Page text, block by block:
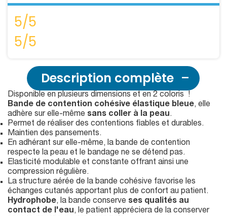
5/5
5/5
Description complète
Disponible en plusieurs dimensions et en 2 coloris !
Bande de contention cohésive élastique bleue, elle
adhère sur elle-même sans coller à la peau.
Permet de réaliser des contentions fiables et durables.
Maintien des pansements.
En adhérant sur elle-même, la bande de contention
respecte la peau et le bandage ne se détend pas.
Elasticité modulable et constante offrant ainsi une
compression régulière.
La structure aérée de la bande cohésive favorise les
échanges cutanés apportant plus de confort au patient.
Hydrophobe, la bande conserve ses qualités au
contact de l'eau, le patient appréciera de la conserver